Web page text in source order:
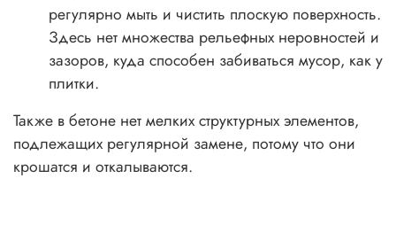
регулярно мыть и чистить плоскую поверхность.
Здесь нет множества рельефных неровностей и
зазоров, куда способен забиваться мусор, как у
плитки.
Также в бетоне нет мелких структурных элементов,
подлежащих регулярной замене, потому что они
крошатся и откалываются.